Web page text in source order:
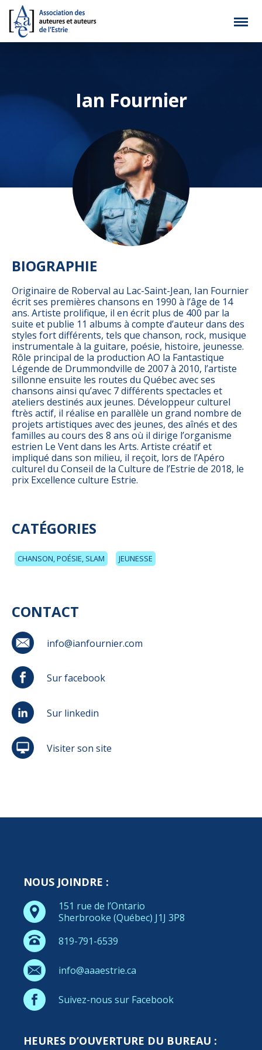
Ian Fournier
BIOGRAPHIE
Originaire de Roberval au Lac-Saint-Jean, Ian Fournier
écrit ses premières chansons en 1990 à l’âge de 14
ans. Artiste prolifique, il en écrit plus de 400 par la
suite et publie 11 albums à compte d’auteur dans des
styles fort différents, tels que chanson, rock, musique
instrumentale à la guitare, poésie, histoire, jeunesse.
Rôle principal de la production AO la Fantastique
Légende de Drummondville de 2007 à 2010, l’artiste
sillonne ensuite les routes du Québec avec ses
chansons ainsi qu’avec 7 différents spectacles et
ateliers destinés aux jeunes. Développeur culturel
ftrès actif, il réalise en parallèle un grand nombre de
projets artistiques avec des jeunes, des aînés et des
familles au cours des 8 ans où il dirige l’organisme
estrien Le Vent dans les Arts. Artiste créatif et
impliqué dans son milieu, il reçoit, lors de l’Apéro
culturel du Conseil de la Culture de l’Estrie de 2018, le
prix Excellence culture Estrie.
CATÉGORIES
CHANSON, POÉSIE, SLAM JEUNESSE
CONTACT
info@ianfournier.com
Sur facebook
Sur linkedin
Visiter son site
NOUS JOINDRE :
151 rue de l’Ontario
Sherbrooke (Québec) J1J 3P8
819-791-6539
info@aaaestrie.ca
Suivez-nous sur Facebook
HEURES D’OUVERTURE DU BUREAU :